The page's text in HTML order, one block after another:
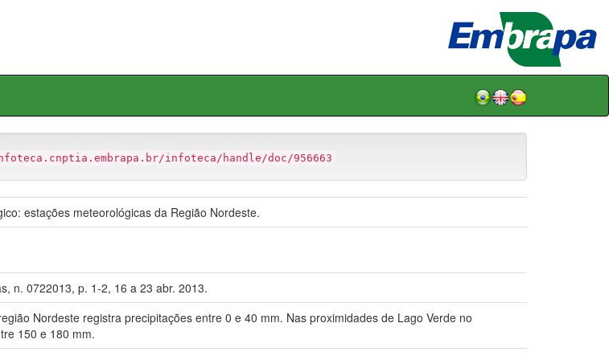
infoteca/handle/doc/956663
estações meteorológicas da Região Nordeste.
n. 0722013, p. 1-2, 16 a 23 abr. 2013.
Nordeste registra precipitações entre 0 e 40 mm. Nas proximidades de Lago Verde no
150 e 180 mm.